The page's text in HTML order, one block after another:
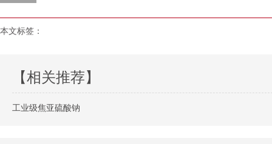
本文标签：
【相关推荐】
工业级焦亚硫酸钠